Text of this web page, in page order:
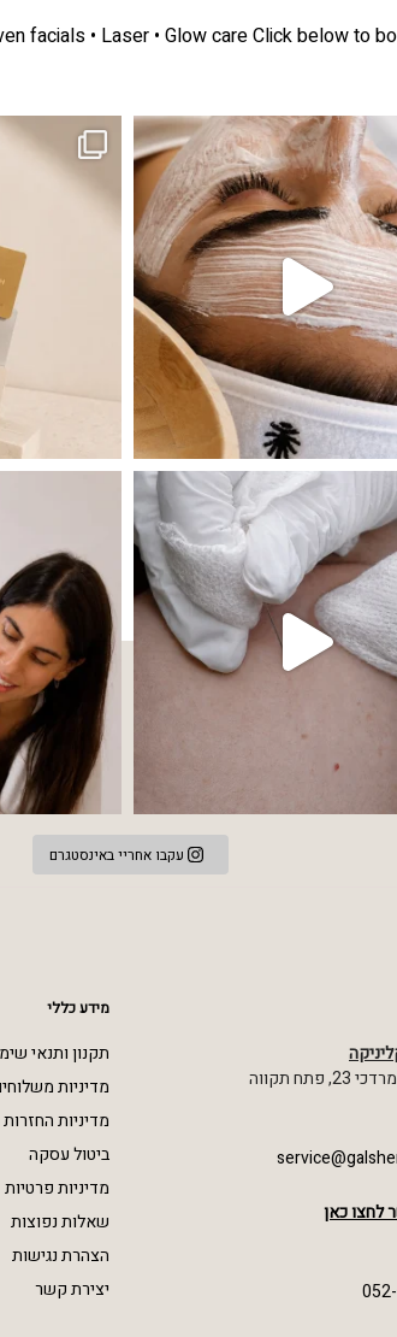
facials • Laser • Glow careClick below to
מועדון החברות שלנו סוף סוף נפתח. מהיום, אקנה הוא אחד
שהעור פשוט צריך לעצור רגע, לנשום ולהתאזן תהליך אחד שיכול
עקבו אחריי באינסטגרם
תקווה
לחצו כאן
מידע כללי
תקנון ותנאי
מדיניות
מדיניות
ביטול עסקה
מדיניות פרטיות
שאלות נפוצות
הצהרת נגישות
יצירת קשר